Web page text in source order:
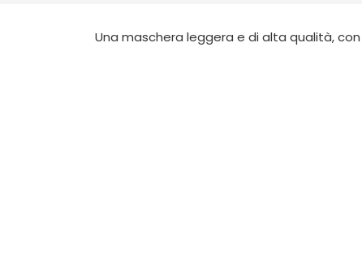
Una maschera leggera e di alta qualità,